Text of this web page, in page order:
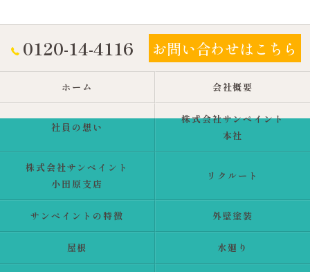
0120-14-4116 お問い合わせはこちら
ホーム 会社概要
社員の想い
株式会社サンペイント
本社
株式会社サンペイント
小田原支店
リクルート
サンペイントの特徴 外壁塗装
屋根 水廻り